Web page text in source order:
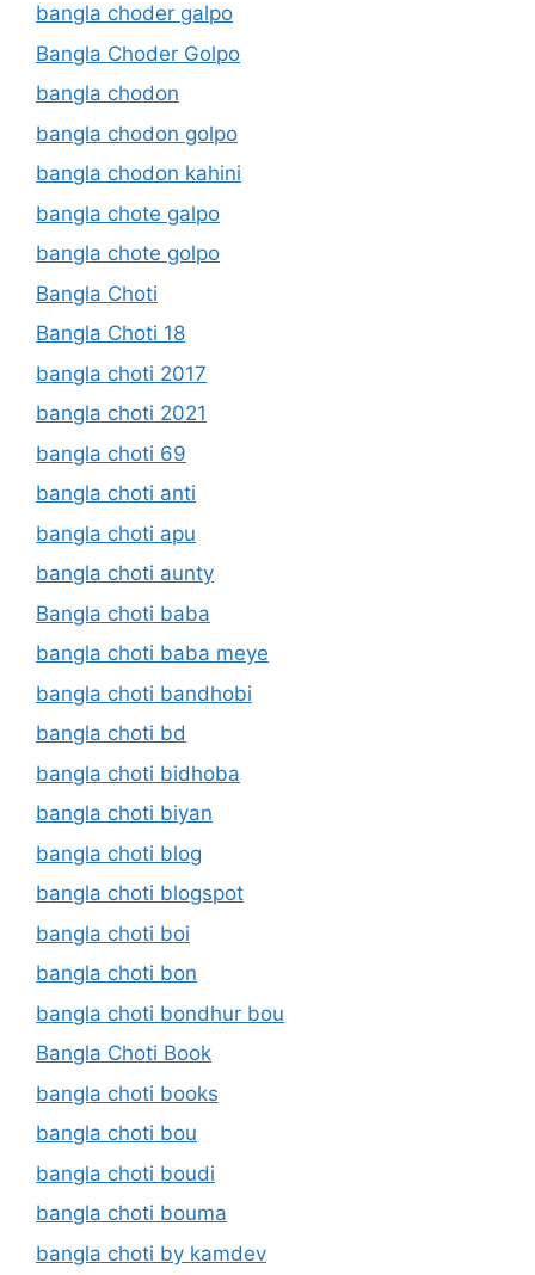
bangla choder galpo
Bangla Choder Golpo
bangla chodon
bangla chodon golpo
bangla chodon kahini
bangla chote galpo
bangla chote golpo
Bangla Choti
Bangla Choti 18
bangla choti 2017
bangla choti 2021
bangla choti 69
bangla choti anti
bangla choti apu
bangla choti aunty
Bangla choti baba
bangla choti baba meye
bangla choti bandhobi
bangla choti bd
bangla choti bidhoba
bangla choti biyan
bangla choti blog
bangla choti blogspot
bangla choti boi
bangla choti bon
bangla choti bondhur bou
Bangla Choti Book
bangla choti books
bangla choti bou
bangla choti boudi
bangla choti bouma
bangla choti by kamdev